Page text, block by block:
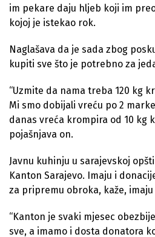
im pekare daju hljeb koji im
kojoj je istekao rok.
Naglašava da je sada zbog
kupiti sve što je potrebno za
“Uzmite da nama treba 120 kg
Mi smo dobijali vreću po 2
danas vreća krompira od 10 kg
pojašnjava on.
Javnu kuhinju u sarajevskoj
Kanton Sarajevo. Imaju i
za pripremu obroka, kaže,
“Kanton je svaki mjesec
sve, a imamo i dosta donatora